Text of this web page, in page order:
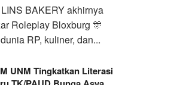
BAKERY akhirnya
Roleplay Bloxburg 🎊
RP, kuliner, dan...
UNM Tingkatkan Literasi